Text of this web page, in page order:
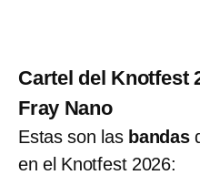
Cartel del Knotfest
Fray Nano
Estas son las bandas
en el Knotfest 2026: